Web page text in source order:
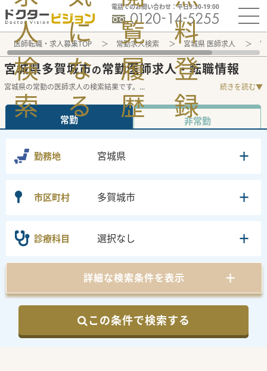
電話でのお問い合わせ：平日9:30-19:00
人
検
索
に
な
る
覧
履
歴
料
登
録
医師転職・求人募集TOP 常勤求人検索 宮城県 医師求人
宮城県多賀城市の常勤医師求人・転職情報
宮城県の常勤の医師求人の検索結果です。 ... 続きを読む▼
常勤 非常勤
勤務地 宮城県
市区町村 多賀城市
診療科目 選択なし
詳細な検索条件を表示
この条件で検索する